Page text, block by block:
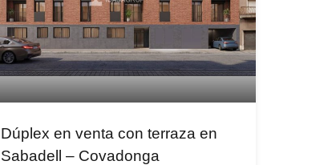
Dúplex en venta con terraza en
Sabadell – Covadonga